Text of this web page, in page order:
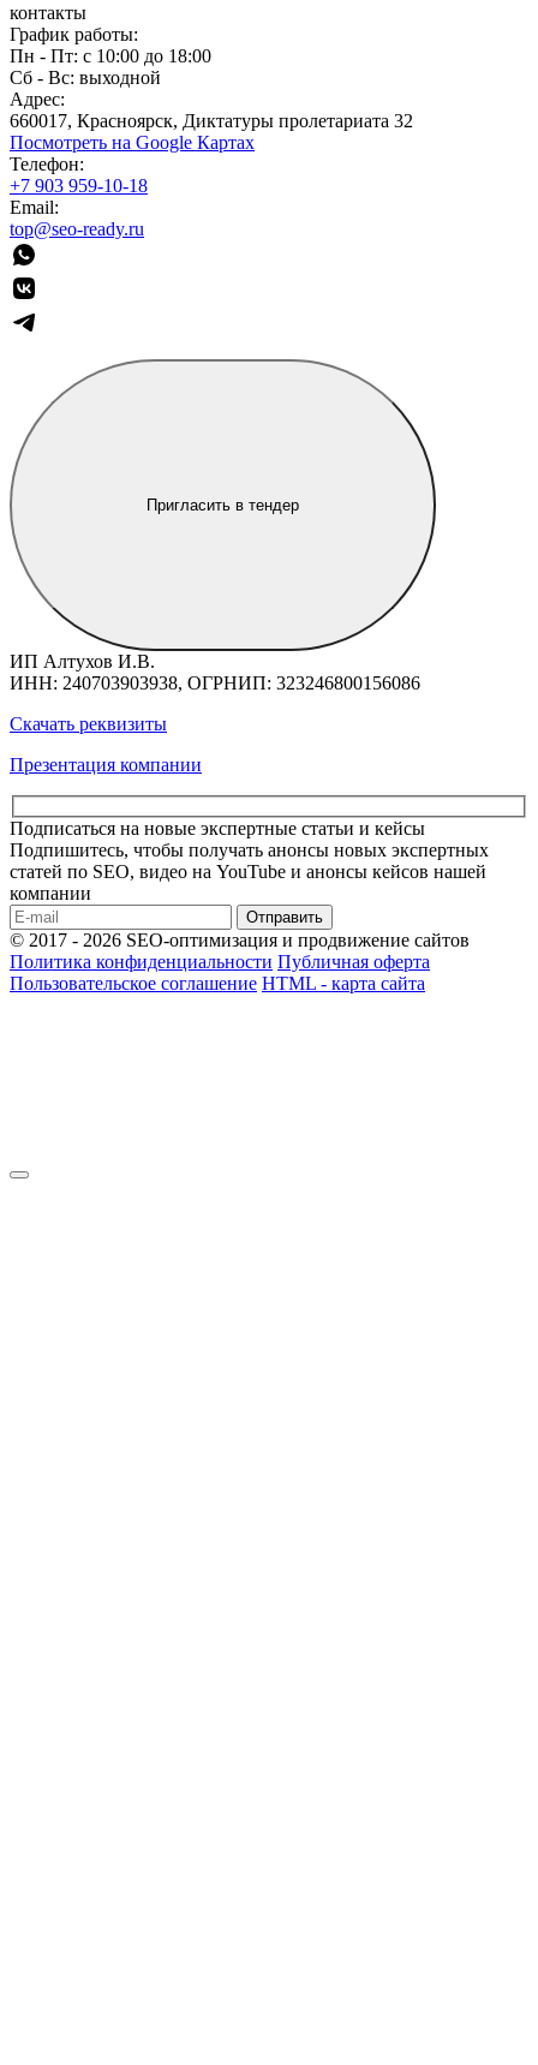
контакты
График работы:
Пн - Пт: с 10:00 до 18:00
Сб - Вс: выходной
Адрес:
660017, Красноярск, Диктатуры пролетариата 32
Посмотреть на Google Картах
Телефон:
+7 903 959-10-18
Email:
top@seo-ready.ru
Пригласить в тендер
ИП Алтухов И.В.
ИНН: 240703903938, ОГРНИП: 323246800156086
Скачать реквизиты
Презентация компании
Подписаться на новые экспертные статьи и кейсы
Подпишитесь, чтобы получать анонсы новых экспертных
статей по SEO, видео на YouTube и анонсы кейсов нашей
компании
Отправить
© 2017 - 2026 SEO-оптимизация и продвижение сайтов
Политика конфиденциальности Публичная оферта
Пользовательское соглашение HTML - карта сайта